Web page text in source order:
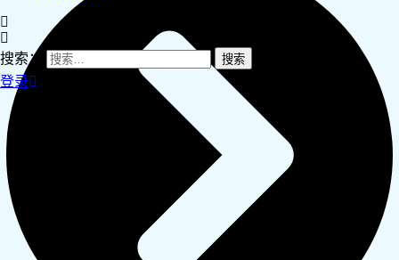
搜索：
登录